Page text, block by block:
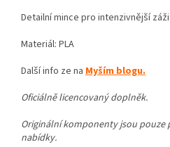
Detailní mince pro intenzivnější
Materiál: PLA
Další info ze na Myším blogu.
Oficiálně licencovaný doplněk.
Originální komponenty jsou pouze
nabídky.